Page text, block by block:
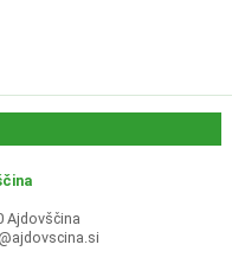
Ajdovščina